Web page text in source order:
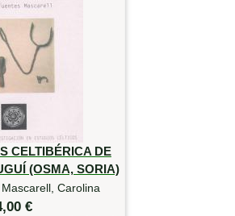
CELTIBÉRICA DE
(OSMA, SORIA)
Carolina
€